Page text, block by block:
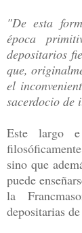
"De esta
época
depositarios
que,
el
sacerdocio de
Este largo
sino que
puede
la
depositarias